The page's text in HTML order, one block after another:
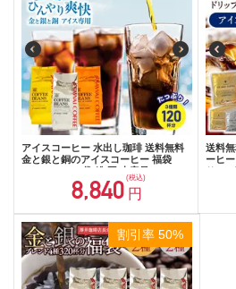
アイスコーヒー 水出し珈琲 送料無料
金と銀と銅のアイスコーヒー 福袋
8,840 円
(税込)
送料
ーヒ
杯分
ミア
割引率 50%